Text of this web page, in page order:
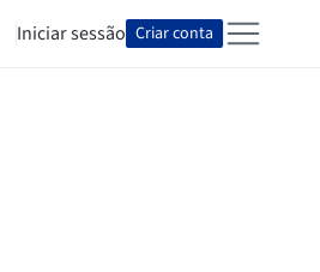
Iniciar sessão Criar conta